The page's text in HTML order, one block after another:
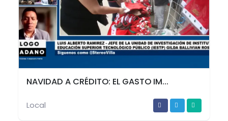
NAVIDAD A CRÉDITO: EL GASTO IM...
Local